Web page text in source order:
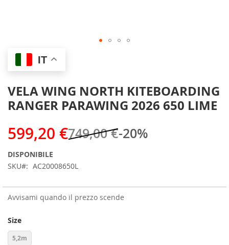
IT
VELA WING NORTH KITEBOARDING
RANGER PARAWING 2026 650 LIME
599,20 €749,00 €-20%
DISPONIBILE
SKU
AC20008650L
Avvisami quando il prezzo scende
Size
5,2m
Skip
the
of
the